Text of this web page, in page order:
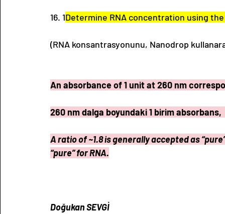
16. 1Determine RNA concentration using
(RNA konsantrasyonunu, Nanodrop
An absorbance of 1 unit at 260 nm
260 nm dalga boyundaki 1 birim absorbans,
A ratio of ~1.8 is generally accepted as
“pure” for RNA.
Doğukan SEVGİ